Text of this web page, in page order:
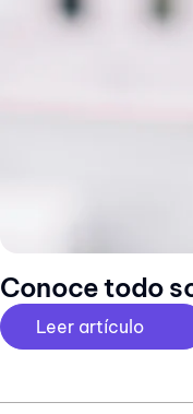
Conoce todo
Leer artículo